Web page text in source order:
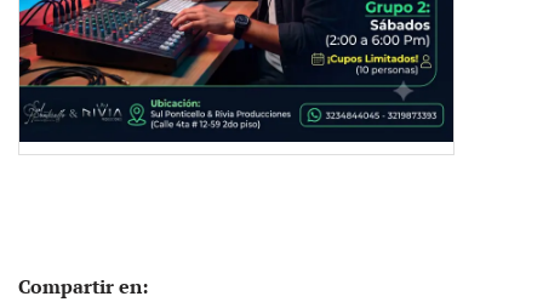
Compartir en: